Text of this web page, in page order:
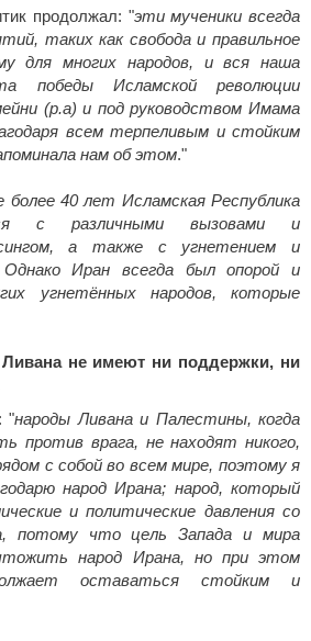
продолжал: "эти мученики всегда
таких как свобода и правильное
для многих народов, и вся наша
победы Исламской революции
(р.а) и под руководством Имама
всем терпеливым и стойким
нам об этом."
более 40 лет Исламская Республика
с различными вызовами и
а также с угнетением и
Однако Иран всегда был опорой и
угнетённых народов, которые
не имеют ни поддержки, ни
"народы Ливана и Палестины, когда
против врага, не находят никого,
с собой во всем мире, поэтому я
народ Ирана; народ, который
и политические давления со
потому что цель Запада и мира
народ Ирана, но при этом
оставаться стойким и